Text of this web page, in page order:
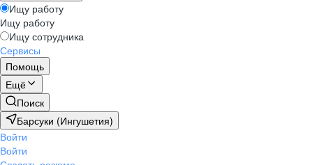
Ищу работу
Ищу работу
Ищу сотрудника
Сервисы
Помощь
Ещё
Поиск
Барсуки (Ингушетия)
Войти
Войти